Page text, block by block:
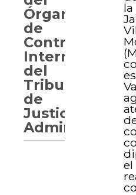
Órgano
de
Control
Interno
del
Tribunal
de
Justicia
Administrativa